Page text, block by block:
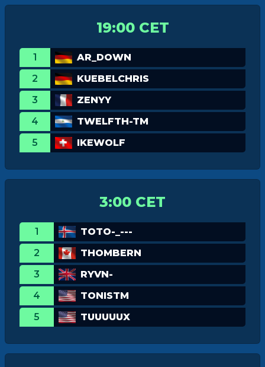
19:00 CET
1
AR_DOWN
2
KUEBELCHRIS
3
ZENYY
4
TWELFTH-TM
5
IKEWOLF
3:00 CET
1
TOTO-_---
2
THOMBERN
3
RYVN-
4
TONISTM
5
TUUUUUX